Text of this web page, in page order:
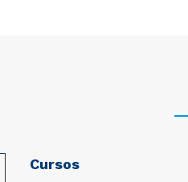
Cursos